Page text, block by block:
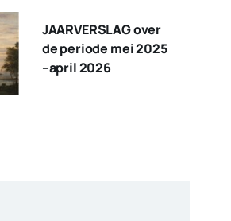
JAARVERSLAG over
de periode mei 2025
–april 2026